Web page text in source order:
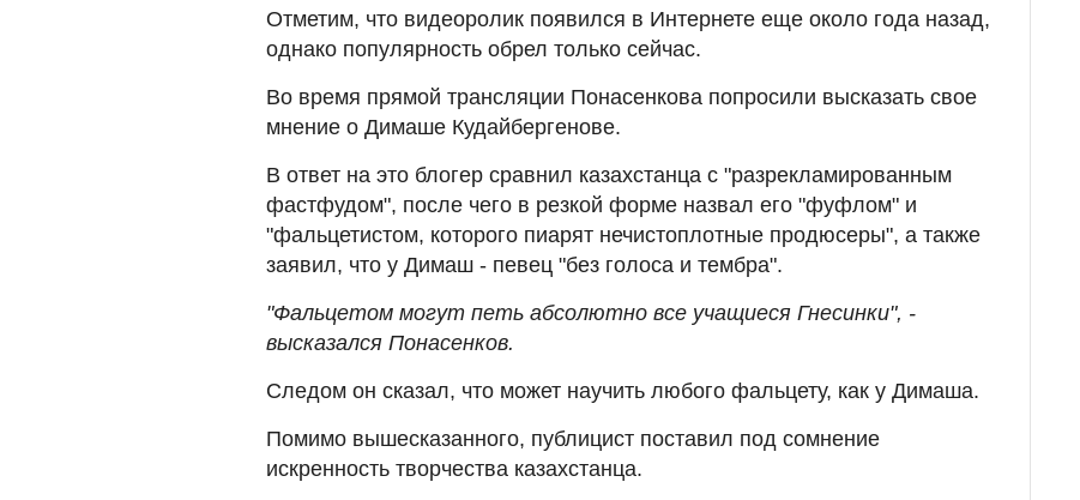
Отметим, что видеоролик появился в Интернете еще около года назад,
однако популярность обрел только сейчас.
Во время прямой трансляции Понасенкова попросили высказать свое
мнение о Димаше Кудайбергенове.
В ответ на это блогер сравнил казахстанца с "разрекламированным
фастфудом", после чего в резкой форме назвал его "фуфлом" и
"фальцетистом, которого пиарят нечистоплотные продюсеры", а также
заявил, что у Димаш - певец "без голоса и тембра".
"Фальцетом могут петь абсолютно все учащиеся Гнесинки", -
высказался Понасенков.
Следом он сказал, что может научить любого фальцету, как у Димаша.
Помимо вышесказанного, публицист поставил под сомнение
искренность творчества казахстанца.